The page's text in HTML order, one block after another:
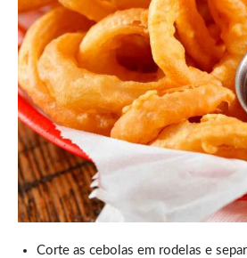
Corte as cebolas em rodelas e